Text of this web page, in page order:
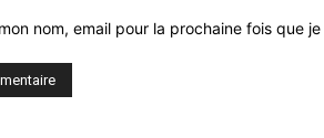
nom, email pour la prochaine fois que